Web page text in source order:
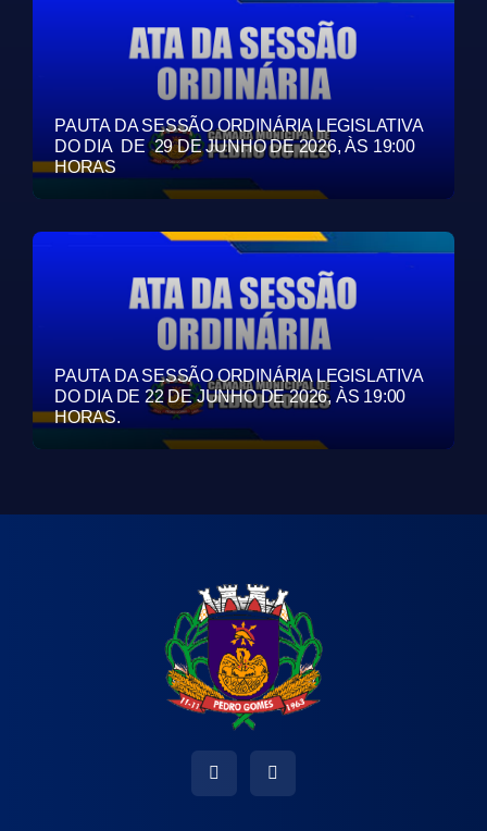
PAUTA DA SESSÃO ORDINÁRIA LEGISLATIVA
DO DIA DE 29 DE JUNHO DE 2026, ÀS 19:00
HORAS
PAUTA DA SESSÃO ORDINÁRIA LEGISLATIVA
DO DIA DE 22 DE JUNHO DE 2026, ÀS 19:00
HORAS.